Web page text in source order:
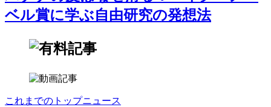
ベル賞に学ぶ自由研究の発想法
これまでのトップニュース